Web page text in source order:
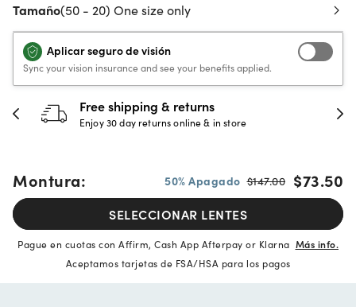
Tamaño(50 - 20) One size only
Aplicar seguro de visión
Sync your vision insurance and see your benefits applied.
Free shipping & returns
Enjoy 30 day returns online & in store
Montura: 50% Apagado $147.00 $73.50
SELECCIONAR LENTES
Pague en cuotas con Affirm, Cash App Afterpay or Klarna Más info.
Aceptamos tarjetas de FSA/HSA para los pagos